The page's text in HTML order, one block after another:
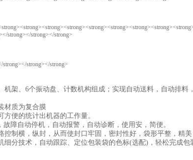
机架、6个振动盘、计数机构组成；实现自动送料，自动排
材质为复合膜
便的统计出机器的工作量。
障自动停机，自动报警，自动诊断，使用安，简便。
控制横，纵封，从而使封口牢固，密封性好，袋形平整，精美
细分技术，自动跟踪、定位包装袋的色标(选配)，轻松完成